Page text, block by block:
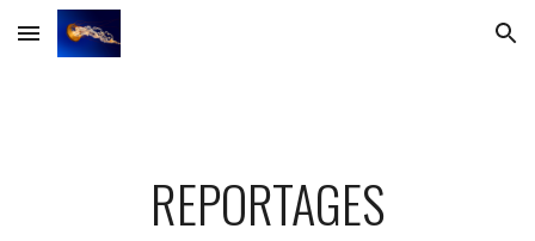
Skip to main content Skip to navigation
REPORTAGES